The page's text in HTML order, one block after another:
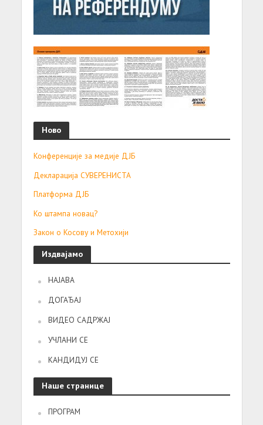
Ново
Конференције за медије ДЈБ
Декларација СУВЕРЕНИСТА
Платформа ДЈБ
Ко штампа новац?
Закон о Косову и Метохији
Издвајамо
НАЈАВА
ДОГАЂАЈ
ВИДЕО САДРЖАЈ
УЧЛАНИ СЕ
КАНДИДУЈ СЕ
Наше странице
ПРОГРАМ